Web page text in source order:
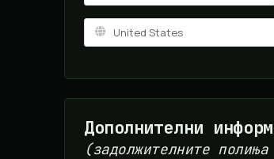
Дополнителни
(задолжителните